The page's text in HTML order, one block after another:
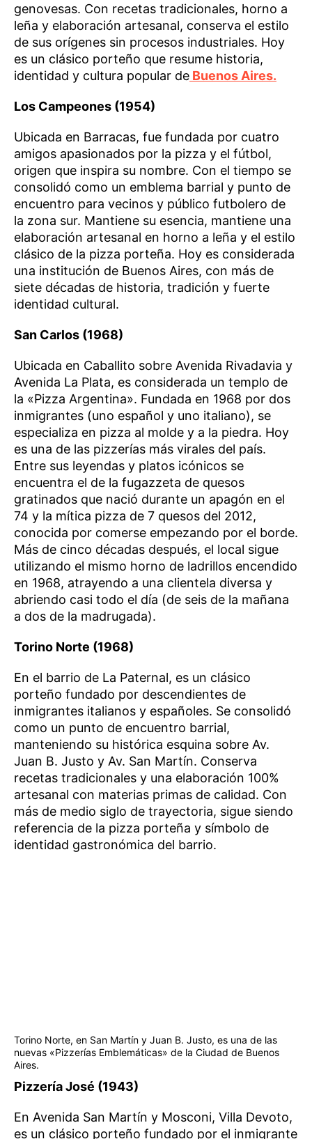
genovesas. Con recetas tradicionales, horno a
leña y elaboración artesanal, conserva el estilo
de sus orígenes sin procesos industriales. Hoy
es un clásico porteño que resume historia,
identidad y cultura popular de Buenos Aires.
Los Campeones (1954)
Ubicada en Barracas, fue fundada por cuatro
amigos apasionados por la pizza y el fútbol,
origen que inspira su nombre. Con el tiempo se
consolidó como un emblema barrial y punto de
encuentro para vecinos y público futbolero de
la zona sur. Mantiene su esencia, mantiene una
elaboración artesanal en horno a leña y el estilo
clásico de la pizza porteña. Hoy es considerada
una institución de Buenos Aires, con más de
siete décadas de historia, tradición y fuerte
identidad cultural.
San Carlos (1968)
Ubicada en Caballito sobre Avenida Rivadavia y
Avenida La Plata, es considerada un templo de
la «Pizza Argentina». Fundada en 1968 por dos
inmigrantes (uno español y uno italiano), se
especializa en pizza al molde y a la piedra. Hoy
es una de las pizzerías más virales del país.
Entre sus leyendas y platos icónicos se
encuentra el de la fugazzeta de quesos
gratinados que nació durante un apagón en el
74 y la mítica pizza de 7 quesos del 2012,
conocida por comerse empezando por el borde.
Más de cinco décadas después, el local sigue
utilizando el mismo horno de ladrillos encendido
en 1968, atrayendo a una clientela diversa y
abriendo casi todo el día (de seis de la mañana
a dos de la madrugada).
Torino Norte (1968)
En el barrio de La Paternal, es un clásico
porteño fundado por descendientes de
inmigrantes italianos y españoles. Se consolidó
como un punto de encuentro barrial,
manteniendo su histórica esquina sobre Av.
Juan B. Justo y Av. San Martín. Conserva
recetas tradicionales y una elaboración 100%
artesanal con materias primas de calidad. Con
más de medio siglo de trayectoria, sigue siendo
referencia de la pizza porteña y símbolo de
identidad gastronómica del barrio.
Torino Norte, en San Martín y Juan B. Justo, es una de las
nuevas «Pizzerías Emblemáticas» de la Ciudad de Buenos
Aires.
Pizzería José (1943)
En Avenida San Martín y Mosconi, Villa Devoto,
es un clásico porteño fundado por el inmigrante